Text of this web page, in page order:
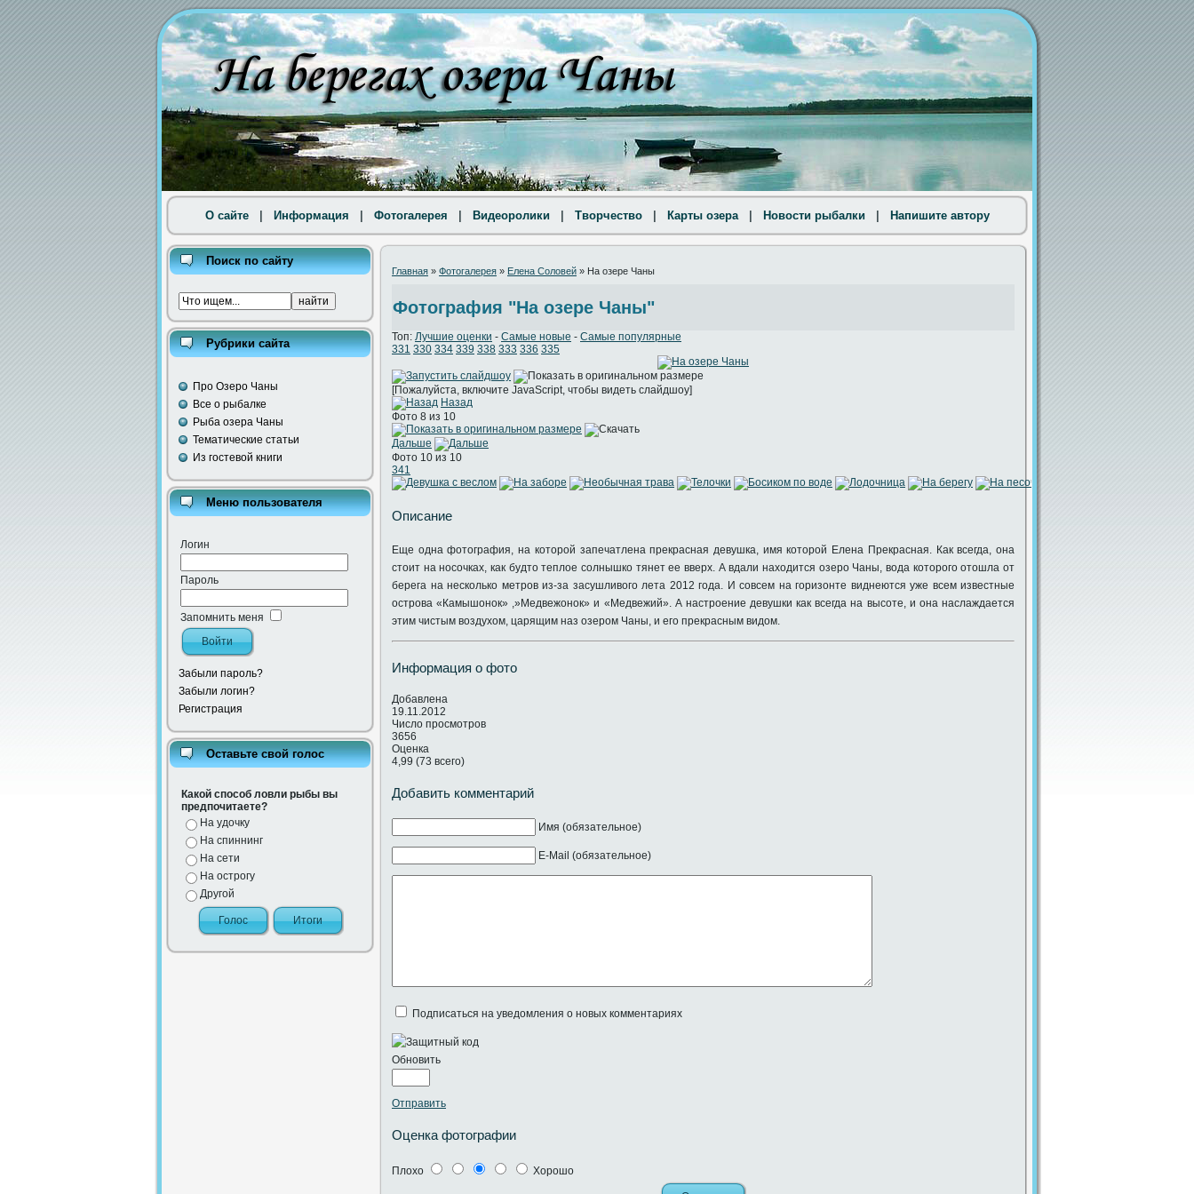
О сайте Информация Фотогалерея Видеоролики Творчество Карты озера Новости рыбалки Напишите автору
Поиск по сайту
Рубрики сайта
Про Озеро Чаны
Все о рыбалке
Рыба озера Чаны
Тематические статьи
Из гостевой книги
Меню пользователя
Логин
Пароль
Запомнить меня
Забыли пароль?
Забыли логин?
Регистрация
Оставьте свой голос
Какой способ ловли рыбы вы
предпочитаете?
На удочку
На спиннинг
На сети
На острогу
Другой
Главная » Фотогалерея » Елена Соловей » На озере Чаны
Фотография "На озере Чаны"
Топ: Лучшие оценки - Самые новые - Самые популярные
331 330 334 339 338 333 336 335
[Пожалуйста, включите JavaScript, чтобы видеть слайдшоу]
Назад
Фото 8 из 10
Дальше
Фото 10 из 10
341
Описание
Еще одна фотография, на которой запечатлена прекрасная девушка, имя которой Елена Прекрасная. Как всегда, она
стоит на носочках, как будто теплое солнышко тянет ее вверх. А вдали находится озеро Чаны, вода которого отошла от
берега на несколько метров из-за засушливого лета 2012 года. И совсем на горизонте виднеются уже всем известные
острова «Камышонок» ,»Медвежонок» и «Медвежий». А настроение девушки как всегда на высоте, и она наслаждается
этим чистым воздухом, царящим наз озером Чаны, и его прекрасным видом.
Информация о фото
Добавлена
19.11.2012
Число просмотров
3656
Оценка
4,99 (73 всего)
Добавить комментарий
Имя (обязательное)
E-Mail (обязательное)
Подписаться на уведомления о новых комментариях
Обновить
Отправить
Оценка фотографии
Плохо Хорошо